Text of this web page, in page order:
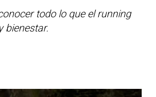
todo lo que el running
bienestar.